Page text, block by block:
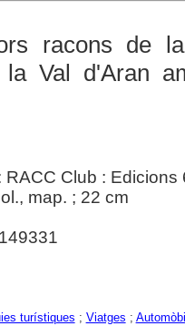
racons de
la Val d'Aran
RACC Club : Edicions
map. ; 22 cm
turístiques ; Viatges ;